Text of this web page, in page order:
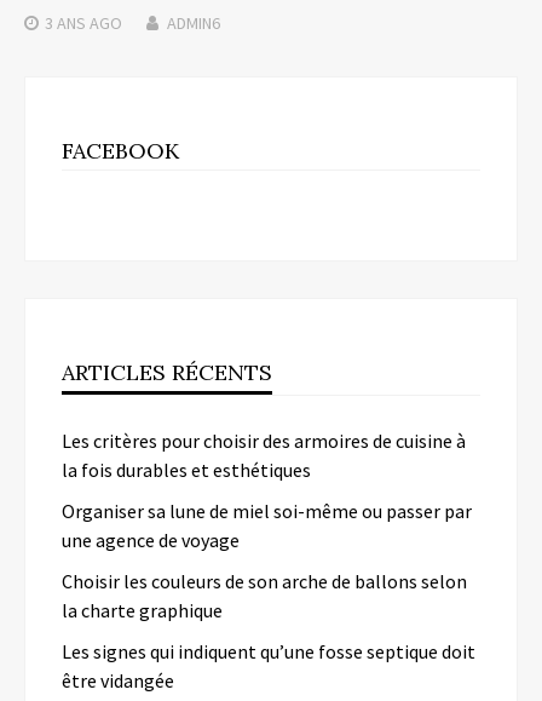
3 ANS AGO ADMIN6
FACEBOOK
ARTICLES RÉCENTS
Les critères pour choisir des armoires de cuisine à
la fois durables et esthétiques
Organiser sa lune de miel soi-même ou passer par
une agence de voyage
Choisir les couleurs de son arche de ballons selon
la charte graphique
Les signes qui indiquent qu’une fosse septique doit
être vidangée